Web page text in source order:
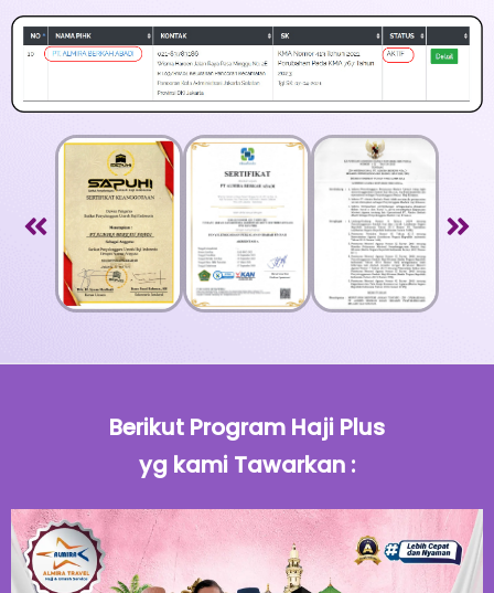
Berikut Program Haji Plus
yg kami Tawarkan :